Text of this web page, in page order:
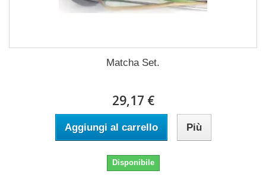
Matcha Set.
29,17 €
Aggiungi al carrello Più
Disponibile